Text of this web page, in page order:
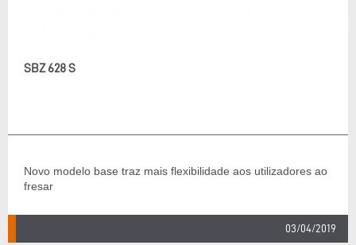
SBZ 628 S
Novo modelo base traz mais flexibilidade aos utilizadores ao
fresar
03/04/2019